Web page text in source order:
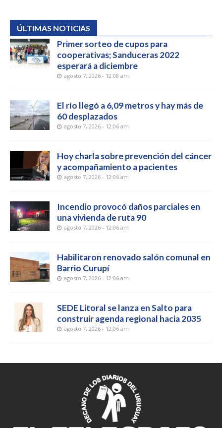
ÚLTIMAS NOTICIAS
Primer sorteo de cupos para
cooperativas; Sanduceras 2022
esperará a diciembre
agosto 7, 2026 - 12:08 am
El río llegó a 6,09 metros y hay más de
60 desplazados
agosto 7, 2026 - 12:06 am
Hoy charla sobre prevención del cáncer
y acompañamiento a pacientes
agosto 7, 2026 - 12:06 am
Incendio provocó daños parciales en
una vivienda de ruta 90
agosto 7, 2026 - 12:06 am
Habilitaron renovado salón comunal en
Barrio Curupí
agosto 7, 2026 - 12:06 am
SEDE Litoral se lanza en Salto para
construir agenda regional hacia 2035
agosto 7, 2026 - 12:06 am